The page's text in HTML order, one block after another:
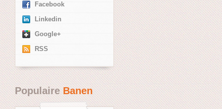
Facebook
Linkedin
Google+
RSS
PopulaireBanen